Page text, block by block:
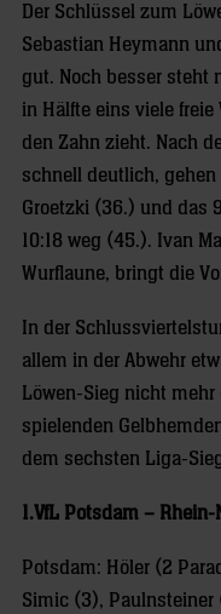
Der Schlüssel zum
Sebastian Heymann
gut. Noch besser steht
in Hälfte eins viele freie
den Zahn zieht. Nach
schnell deutlich, gehen
Groetzki (36.) und das
10:18 weg (45.). Ivan
Wurflaune, bringt die
In der
allem in der Abwehr
Löwen-Sieg nicht
spielenden
dem sechsten Liga-
1.VfL Potsdam –
Potsdam: Höler (2
Simic (3), Paulnsteiner